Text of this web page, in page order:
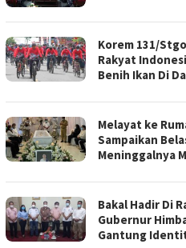
Korem 131/
Rakyat
Benih Ikan Di
Melayat ke
Sampaikan
Meninggalnya
Bakal Hadir Di
Gubernur
Gantung